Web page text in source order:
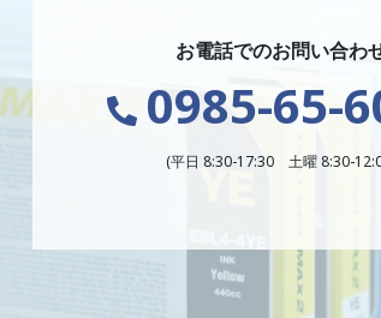
お電話でのお問い合わ
0985-65-
(平日 8:30-17:30 土曜 8:30-